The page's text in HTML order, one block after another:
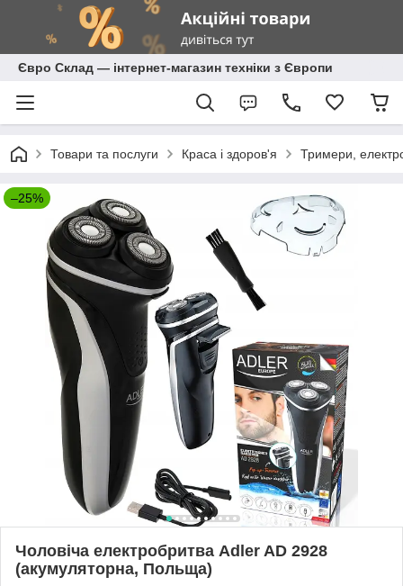
Євро Склад — інтернет-магазин техніки з Європи
Товари та послуги Краса і здоров'я Тримери,
–25%
Чоловіча електробритва Adler AD 2928
(акумуляторна, Польща)